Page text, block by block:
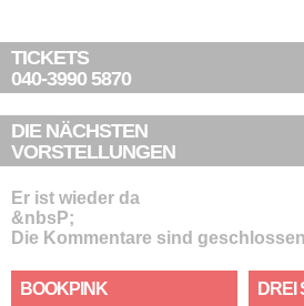
TICKETS
040-3990 5870
DIE NÄCHSTEN
VORSTELLUNGEN
Er ist wieder da
&nbsP;
Die Kommentare sind
BOOKPINK DREI